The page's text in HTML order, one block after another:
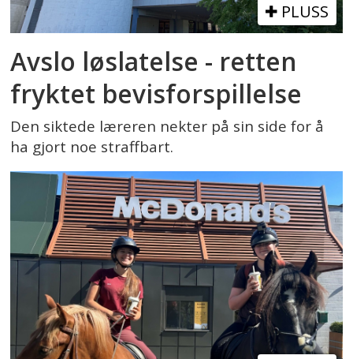
PLUSS
Avslo løslatelse - retten
fryktet bevisforspillelse
Den siktede læreren nekter på sin side for å
ha gjort noe straffbart.